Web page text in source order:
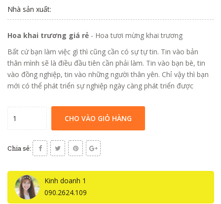
Nhà sản xuất:
Hoa khai trương giá rẻ - Hoa tươi mừng khai trương
Bất cứ bạn làm việc gì thì cũng cần có sự tự tin. Tin vào bản
thân mình sẽ là điều đầu tiên cần phải làm. Tin vào bạn bè, tin
vào đồng nghiệp, tin vào những người thân yên. Chỉ vậy thì bạn
mới có thể phát triển sự nghiệp ngày càng phát triển được
CHO VÀO GIỎ HÀNG
Chia sẻ:
Kinh doanh 1
090.2624.109